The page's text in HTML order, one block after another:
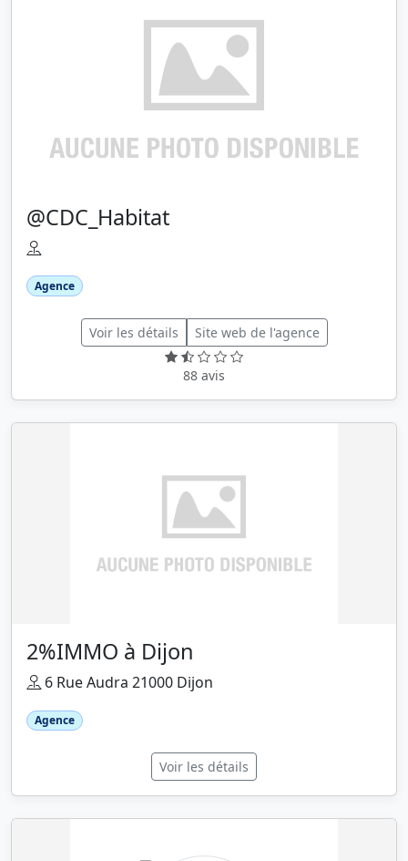
@CDC_Habitat
Agence
Voir les détails Site web de l'agence
88 avis
2%IMMO à Dijon
6 Rue Audra 21000 Dijon
Agence
Voir les détails